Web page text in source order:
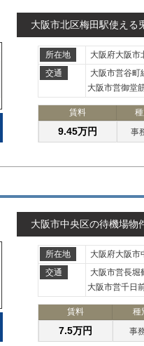
大阪市北区梅田駅使える
所在地
大阪府大阪市
交通
大阪市営谷町
大阪市営御堂
賃料
9.45万円 事
大阪市中央区の待機場
所在地
大阪府大阪市
交通
大阪市営長堀
大阪市営千日
賃料 種
7.5万円 事